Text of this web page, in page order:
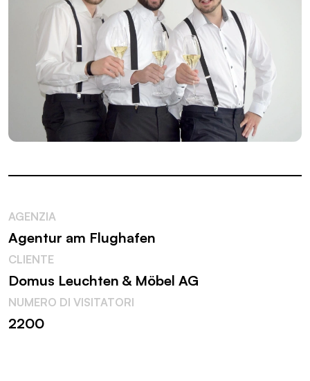
AGENZIA
Agentur am Flughafen
CLIENTE
Domus Leuchten & Möbel AG
NUMERO DI VISITATORI
2200